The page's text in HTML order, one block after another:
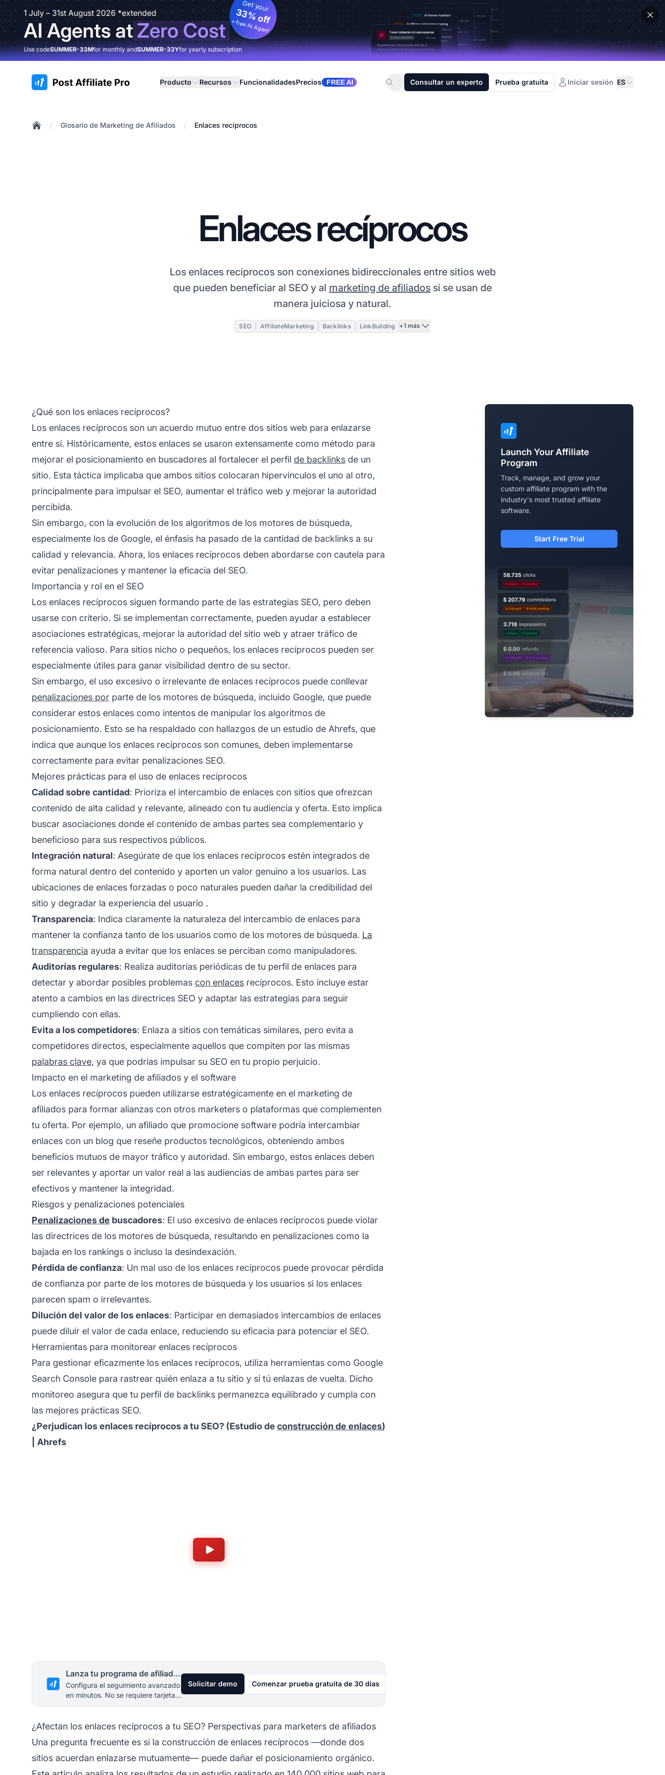
1 July – 31st August 2026 *extended
AI Agents atZero Cost
Get your
33% off
+ free AI Agent
Use codeSUMMER-33Mfor monthly andSUMMER-33Yfor yearly subscription
:site.title Producto Recursos FuncionalidadesPrecios FREE AI Consultar un experto Prueba gratuita Iniciar sesión ES
/ Glosario de Marketing de Afiliados / Enlaces recíprocos
Enlaces recíprocos
Los enlaces recíprocos son conexiones bidireccionales entre sitios web
que pueden beneficiar al SEO y al marketing de afiliados si se usan de
manera juiciosa y natural.
SEO AffiliateMarketing Backlinks LinkBuilding +1 más
¿Qué son los enlaces recíprocos?
Los enlaces recíprocos son un acuerdo mutuo entre dos sitios web para enlazarse
entre sí. Históricamente, estos enlaces se usaron extensamente como método para
mejorar el posicionamiento en buscadores al fortalecer el perfil de backlinks de un
sitio. Esta táctica implicaba que ambos sitios colocaran hipervínculos el uno al otro,
principalmente para impulsar el SEO, aumentar el tráfico web y mejorar la autoridad
percibida.
Sin embargo, con la evolución de los algoritmos de los motores de búsqueda,
especialmente los de Google, el énfasis ha pasado de la cantidad de backlinks a su
calidad y relevancia. Ahora, los enlaces recíprocos deben abordarse con cautela para
evitar penalizaciones y mantener la eficacia del SEO.
Importancia y rol en el SEO
Los enlaces recíprocos siguen formando parte de las estrategias SEO, pero deben
usarse con criterio. Si se implementan correctamente, pueden ayudar a establecer
asociaciones estratégicas, mejorar la autoridad del sitio web y atraer tráfico de
referencia valioso. Para sitios nicho o pequeños, los enlaces recíprocos pueden ser
especialmente útiles para ganar visibilidad dentro de su sector.
Sin embargo, el uso excesivo o irrelevante de enlaces recíprocos puede conllevar
penalizaciones por parte de los motores de búsqueda, incluido Google, que puede
considerar estos enlaces como intentos de manipular los algoritmos de
posicionamiento. Esto se ha respaldado con hallazgos de un estudio de Ahrefs, que
indica que aunque los enlaces recíprocos son comunes, deben implementarse
correctamente para evitar penalizaciones SEO.
Mejores prácticas para el uso de enlaces recíprocos
Calidad sobre cantidad: Prioriza el intercambio de enlaces con sitios que ofrezcan
contenido de alta calidad y relevante, alineado con tu audiencia y oferta. Esto implica
buscar asociaciones donde el contenido de ambas partes sea complementario y
beneficioso para sus respectivos públicos.
Integración natural: Asegúrate de que los enlaces recíprocos estén integrados de
forma natural dentro del contenido y aporten un valor genuino a los usuarios. Las
ubicaciones de enlaces forzadas o poco naturales pueden dañar la credibilidad del
sitio y degradar la experiencia del usuario .
Transparencia: Indica claramente la naturaleza del intercambio de enlaces para
mantener la confianza tanto de los usuarios como de los motores de búsqueda. La
transparencia ayuda a evitar que los enlaces se perciban como manipuladores.
Auditorías regulares: Realiza auditorías periódicas de tu perfil de enlaces para
detectar y abordar posibles problemas con enlaces recíprocos. Esto incluye estar
atento a cambios en las directrices SEO y adaptar las estrategias para seguir
cumpliendo con ellas.
Evita a los competidores: Enlaza a sitios con temáticas similares, pero evita a
competidores directos, especialmente aquellos que compiten por las mismas
palabras clave, ya que podrías impulsar su SEO en tu propio perjuicio.
Impacto en el marketing de afiliados y el software
Los enlaces recíprocos pueden utilizarse estratégicamente en el marketing de
afiliados para formar alianzas con otros marketers o plataformas que complementen
tu oferta. Por ejemplo, un afiliado que promocione software podría intercambiar
enlaces con un blog que reseñe productos tecnológicos, obteniendo ambos
beneficios mutuos de mayor tráfico y autoridad. Sin embargo, estos enlaces deben
ser relevantes y aportar un valor real a las audiencias de ambas partes para ser
efectivos y mantener la integridad.
Riesgos y penalizaciones potenciales
Penalizaciones de buscadores: El uso excesivo de enlaces recíprocos puede violar
las directrices de los motores de búsqueda, resultando en penalizaciones como la
bajada en los rankings o incluso la desindexación.
Pérdida de confianza: Un mal uso de los enlaces recíprocos puede provocar pérdida
de confianza por parte de los motores de búsqueda y los usuarios si los enlaces
parecen spam o irrelevantes.
Dilución del valor de los enlaces: Participar en demasiados intercambios de enlaces
puede diluir el valor de cada enlace, reduciendo su eficacia para potenciar el SEO.
Herramientas para monitorear enlaces recíprocos
Para gestionar eficazmente los enlaces recíprocos, utiliza herramientas como Google
Search Console para rastrear quién enlaza a tu sitio y si tú enlazas de vuelta. Dicho
monitoreo asegura que tu perfil de backlinks permanezca equilibrado y cumpla con
las mejores prácticas SEO.
¿Perjudican los enlaces recíprocos a tu SEO? (Estudio de construcción de enlaces)
| Ahrefs
Lanza tu programa de afiliados hoy
en minutos. No se requiere tarjeta
de crédito.
Comenzar prueba gratuita de 30 días
Launch Your Affiliate
Program
Track, manage, and grow your
custom affiliate program with the
industry's most trusted affiliate
software.
Start Free Trial